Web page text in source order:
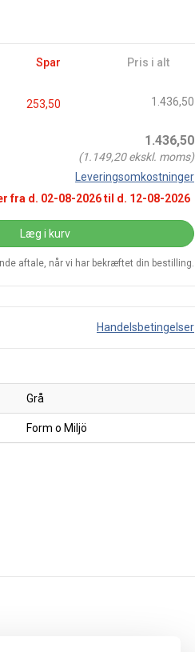
Spar Pris i alt
253,50 1.436,50
1.436,50
(1.149,20ekskl. moms)
Leveringsomkostninger
fra d. 02-08-2026til d. 12-08-2026
Læg i kurv
aftale, når vi har bekræftet din bestilling.
Handelsbetingelser
Grå
Form o Miljö